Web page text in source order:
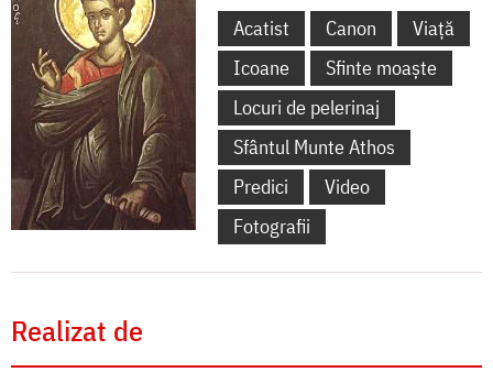
Acatist Canon
Viață
Icoane
Sfinte moaște
Locuri de pelerinaj
Sfântul Munte Athos
Predici
Video
Fotografii
Realizat de